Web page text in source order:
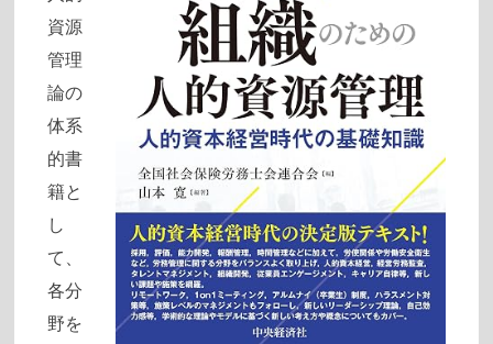
資源
管理
論の
体系
的書
籍と
し
て、
各分
野を